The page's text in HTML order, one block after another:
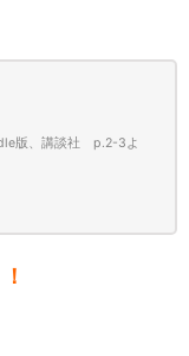
版、講談社 p.2-3よ